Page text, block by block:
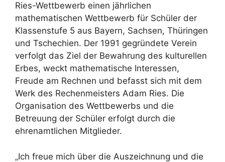
Ries-Wettbewerb einen jährlichen
mathematischen Wettbewerb für Schüler der
Klassenstufe 5 aus Bayern, Sachsen, Thüringen
und Tschechien. Der 1991 gegründete Verein
verfolgt das Ziel der Bewahrung des kulturellen
Erbes, weckt mathematische Interessen,
Freude am Rechnen und befasst sich mit dem
Werk des Rechenmeisters Adam Ries. Die
Organisation des Wettbewerbs und die
Betreuung der Schüler erfolgt durch die
ehrenamtlichen Mitglieder.
„Ich freue mich über die Auszeichnung und die